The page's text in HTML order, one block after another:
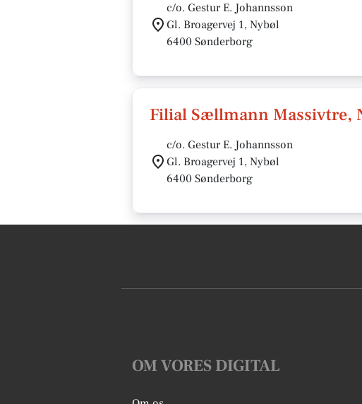
c/o. Gestur E. Johannsson
Gl. Broagervej 1, Nybøl
6400 Sønderborg
Filial Sællmann Massivtre,
c/o. Gestur E. Johannsson
Gl. Broagervej 1, Nybøl
6400 Sønderborg
OM VORES DIGITAL